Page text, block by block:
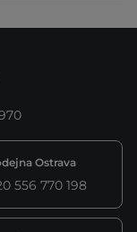
Ostrava
556 770 198